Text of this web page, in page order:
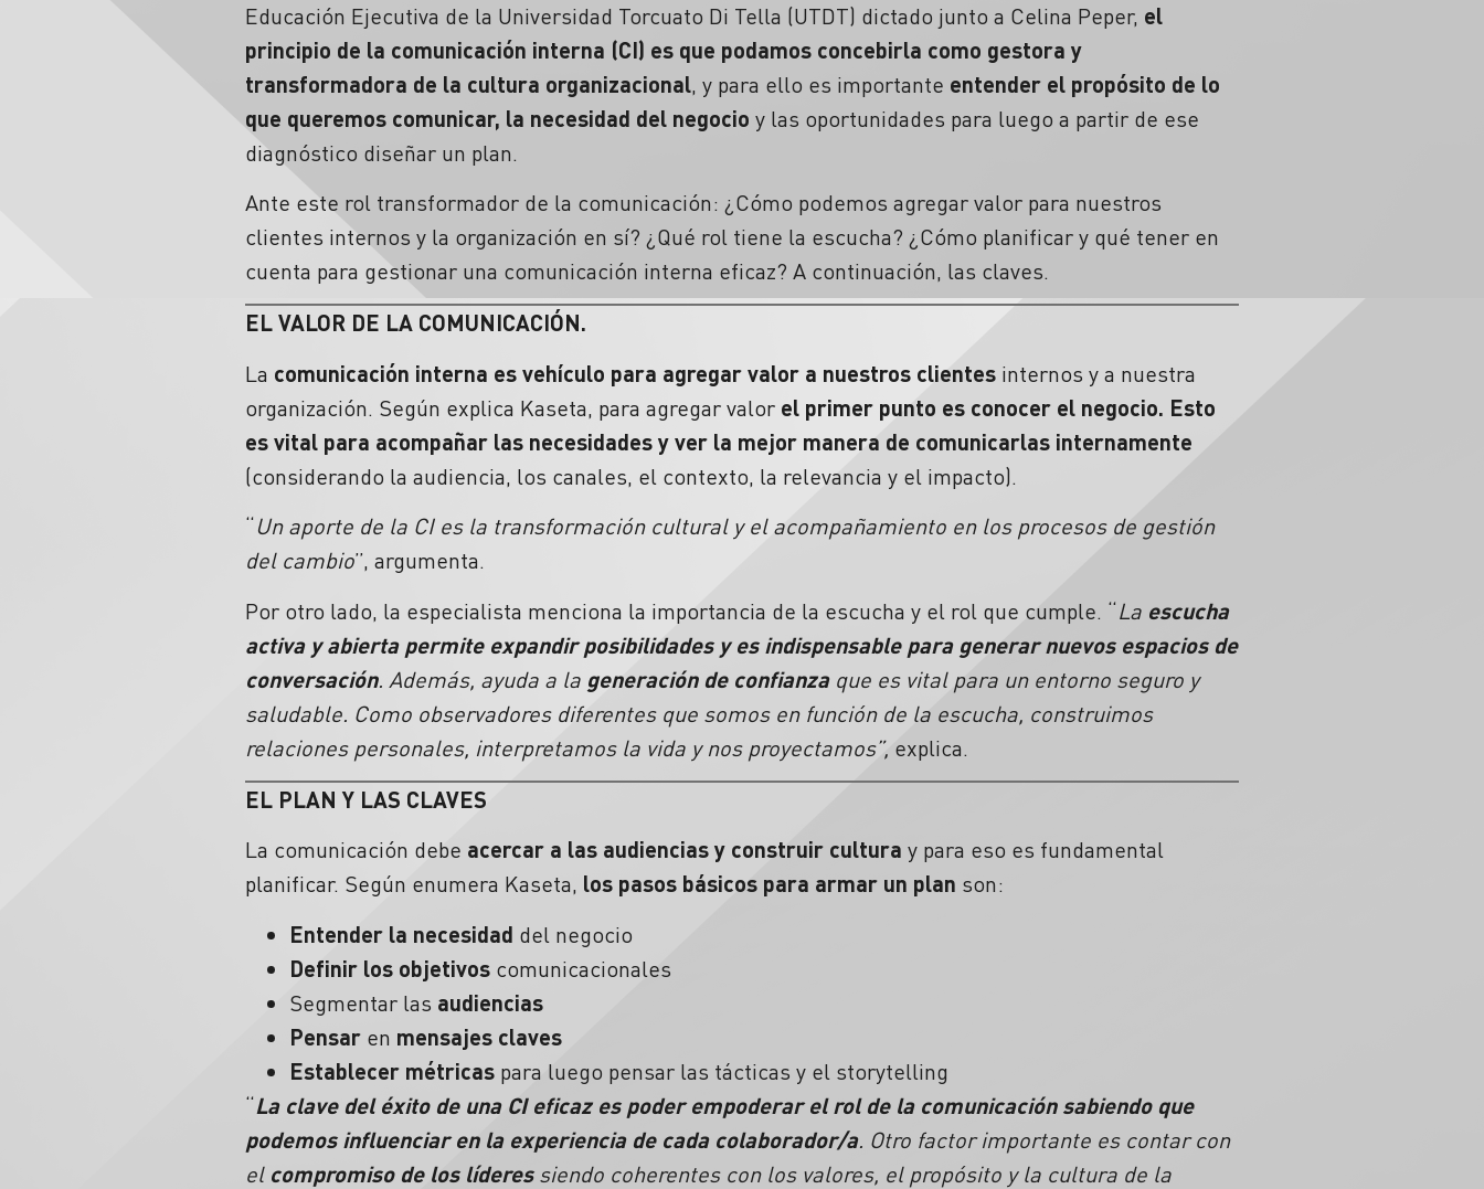
Educación Ejecutiva de la Universidad Torcuato Di Tella (UTDT) dictado junto a Celina Peper, el
principio de la comunicación interna (CI) es que podamos concebirla como gestora y
transformadora de la cultura organizacional, y para ello es importante entender el propósito de lo
que queremos comunicar, la necesidad del negocio y las oportunidades para luego a partir de ese
diagnóstico diseñar un plan.
Ante este rol transformador de la comunicación: ¿Cómo podemos agregar valor para nuestros
clientes internos y la organización en sí? ¿Qué rol tiene la escucha? ¿Cómo planificar y qué tener en
cuenta para gestionar una comunicación interna eficaz? A continuación, las claves.
EL VALOR DE LA COMUNICACIÓN.
La comunicación interna es vehículo para agregar valor a nuestros clientes internos y a nuestra
organización. Según explica Kaseta, para agregar valor el primer punto es conocer el negocio. Esto
es vital para acompañar las necesidades y ver la mejor manera de comunicarlas internamente
(considerando la audiencia, los canales, el contexto, la relevancia y el impacto).
“Un aporte de la CI es la transformación cultural y el acompañamiento en los procesos de gestión
del cambio”, argumenta.
Por otro lado, la especialista menciona la importancia de la escucha y el rol que cumple. “La escucha
activa y abierta permite expandir posibilidades y es indispensable para generar nuevos espacios de
conversación. Además, ayuda a la generación de confianzaque es vital para un entorno seguro y
saludable. Como observadores diferentes que somos en función de la escucha, construimos
relaciones personales, interpretamos la vida y nos proyectamos”, explica.
EL PLAN Y LAS CLAVES
La comunicación debe acercar a las audiencias y construir cultura y para eso es fundamental
planificar. Según enumera Kaseta, los pasos básicos para armar un plan son:
Entender la necesidad del negocio
Definir los objetivos comunicacionales
Segmentar las audiencias
Pensar en mensajes claves
Establecer métricas para luego pensar las tácticas y el storytelling
“La clave del éxito de una CI eficaz es poder empoderar el rol de la comunicación sabiendo que
podemos influenciar en la experiencia de cada colaborador/a. Otro factor importante es contar con
el compromiso de los líderessiendo coherentes con los valores, el propósito y la cultura de la